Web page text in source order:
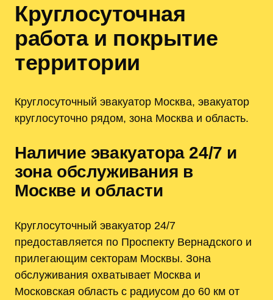
Круглосуточная
работа и покрытие
территории
Круглосуточный эвакуатор Москва, эвакуатор
круглосуточно рядом, зона Москва и область.
Наличие эвакуатора 24/7 и
зона обслуживания в
Москве и области
Круглосуточный эвакуатор 24/7
предоставляется по Проспекту Вернадского и
прилегающим секторам Москвы. Зона
обслуживания охватывает Москва и
Московская область с радиусом до 60 км от